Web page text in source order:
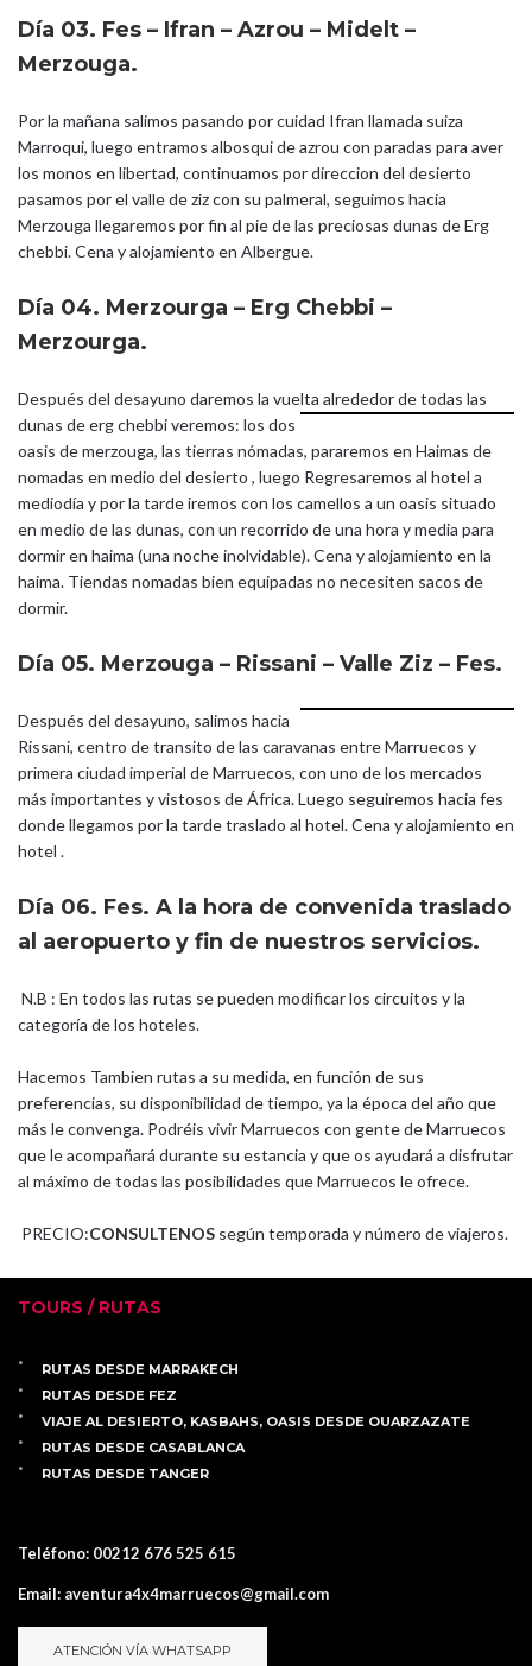
Día 03. Fes – Ifran – Azrou – Midelt –
Merzouga.
Por la mañana salimos pasando por cuidad Ifran llamada suiza
Marroqui, luego entramos albosqui de azrou con paradas para aver
los monos en libertad, continuamos por direccion del desierto
pasamos por el valle de ziz con su palmeral, seguimos hacia
Merzouga llegaremos por fin al pie de las preciosas dunas de Erg
chebbi. Cena y alojamiento en Albergue.
Día 04. Merzourga – Erg Chebbi –
Merzourga.
Después del desayuno daremos la vuelta alrededor de todas las
dunas de ergchebbi veremos: los dos
oasis de merzouga, las tierras nómadas, pararemos en Haimas de
nomadas en medio del desierto , luego Regresaremos al hotel a
mediodía y por la tarde iremos con los camellos a un oasis situado
en medio de las dunas, con un recorrido de una hora y media para
dormir en haima (una noche inolvidable). Cena y alojamiento en la
haima. Tiendas nomadas bien equipadas no necesiten sacos de
dormir.
Día 05. Merzouga – Rissani – Valle Ziz – Fes.
Después del desayuno, salimos hacia
Rissani, centro de transito de las caravanas entre Marruecos y
primera ciudad imperial de Marruecos, con uno de los mercados
más importantes y vistosos de África. Luego seguiremos hacia fes
donde llegamos por la tarde traslado al hotel. Cena y alojamiento en
hotel .
Día 06. Fes. A la hora de convenida traslado
al aeropuerto y fin de nuestros servicios.
N.B : En todos las rutas se pueden modificar los circuitos y la
categoría de los hoteles.
Hacemos Tambien rutas a su medida, en función de sus
preferencias, su disponibilidad de tiempo, ya la época del año que
más le convenga. Podréis vivir Marruecos con gente de Marruecos
que le acompañará durante su estancia y que os ayudará a disfrutar
al máximo de todas las posibilidades que Marruecos le ofrece.
PRECIO:CONSULTENOS según temporada y número de viajeros.
TOURS / RUTAS
RUTAS DESDE MARRAKECH
RUTAS DESDE FEZ
VIAJE AL DESIERTO, KASBAHS, OASIS DESDE OUARZAZATE
RUTAS DESDE CASABLANCA
RUTAS DESDE TANGER
Teléfono: 00212 676 525 615
Email: aventura4x4marruecos@gmail.com
ATENCIÓN VÍA WHATSAPP